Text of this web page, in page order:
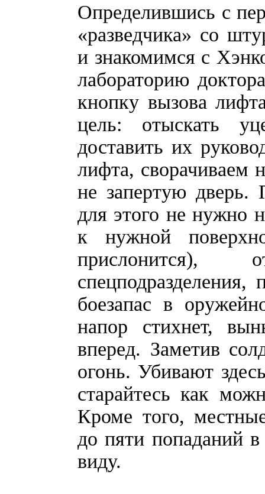
Определившись с
«разведчика» со
и знакомимся с
лабораторию
кнопку вызова
цель: отыскать
доставить их
лифта, сворачиваем
не запертую
для этого не нужно
к нужной
прислонится),
боезапас в
напор стихнет,
вперед. Заметив
огонь. Убивают
старайтесь как
Кроме того,
до пяти попаданий
виду.